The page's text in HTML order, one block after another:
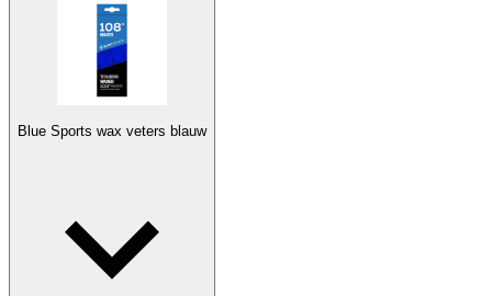
Blue Sports wax veters blauw